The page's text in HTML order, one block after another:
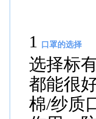
1 口罩的选择
选择标
都能很
棉/纱质